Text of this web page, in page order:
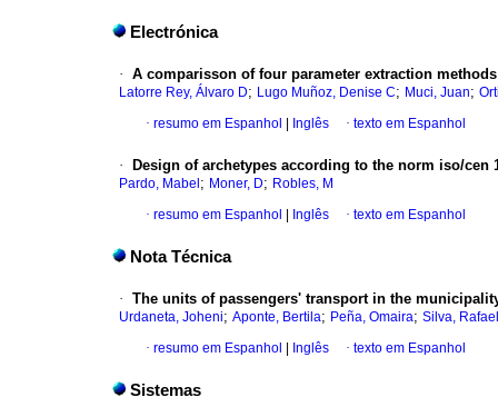
Electrónica
· A comparisson of four parameter extraction
Latorre Rey, Álvaro D; Lugo Muñoz, Denise C; Muci, Juan;
· resumo em Espanhol Inglês · texto em Espanhol
· Design of archetypes according to the norm iso/
Pardo, Mabel ; Moner, D; Robles, M
· resumo em Espanhol Inglês · texto em Espanhol
Nota Técnica
· The units of passengers' transport in the
Urdaneta, Joheni; Aponte, Bertila; Peña, Omaira; Silva, Rafael
· resumo em Espanhol Inglês · texto em Espanhol
Sistemas